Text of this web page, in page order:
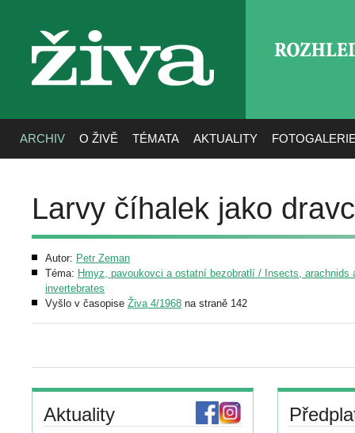
živa
ARCHIV O ŽIVĚ TÉMATA AKTUALITY
Larvy číhalek jako
Autor: Petr Zeman
Téma: Hmyz, pavoukovci a ostatní bezobratlí / Insects, arachnids
invertebrates
Vyšlo v časopise Živa 4/1968 na straně 142
Aktuality